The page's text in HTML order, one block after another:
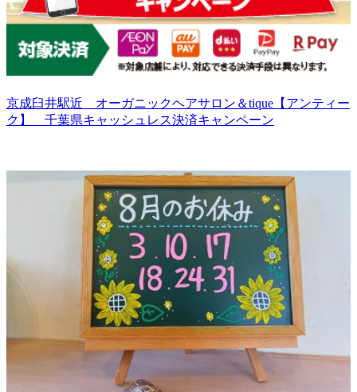
京成臼井駅近 オーガニックヘアサロン＆tique【アンティー
ク】 千葉県キャッシュレス決済キャンペーン